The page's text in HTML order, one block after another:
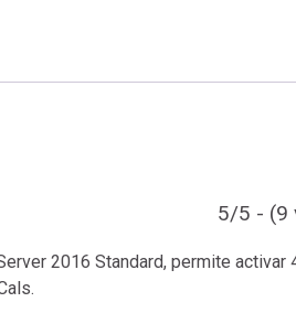
5/5 - (9
2016 Standard, permite activar